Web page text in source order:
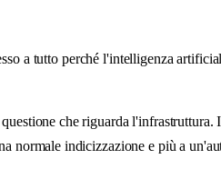
a tutto perché l'intelligenza
che riguarda
indicizzazione e più a